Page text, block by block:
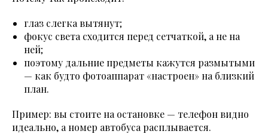
глаз слегка вытянут;
фокус света сходится перед сетчаткой, а не на
ней;
поэтому дальние предметы кажутся размытыми
— как будто фотоаппарат «настроен» на близкий
план.
Пример: вы стоите на остановке — телефон видно
идеально, а номер автобуса расплывается.